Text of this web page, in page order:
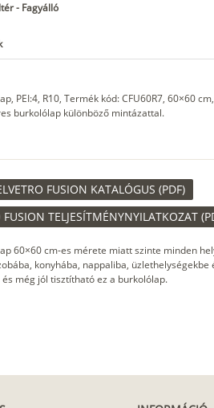
- Fagyálló
PEI:4, R10, Termék kód: CFU60R7, 60×60
burkolólap különböző mintázattal.
FUSION KATALÓGUS (PDF)
FUSION TELJESÍTMÉNYNYILATKOZAT
60×60 cm-es mérete miatt szinte minden
konyhába, nappaliba,
még jól tisztítható ez a burkolólap.